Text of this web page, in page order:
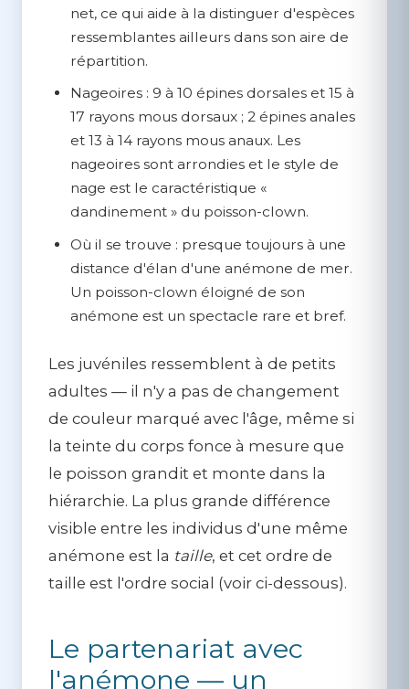
net, ce qui aide à la distinguer d'espèces
ressemblantes ailleurs dans son aire de
répartition.
Nageoires : 9 à 10 épines dorsales et 15 à
17 rayons mous dorsaux ; 2 épines anales
et 13 à 14 rayons mous anaux. Les
nageoires sont arrondies et le style de
nage est le caractéristique «
dandinement » du poisson-clown.
Où il se trouve : presque toujours à une
distance d'élan d'une anémone de mer.
Un poisson-clown éloigné de son
anémone est un spectacle rare et bref.
Les juvéniles ressemblent à de petits
adultes — il n'y a pas de changement
de couleur marqué avec l'âge, même si
la teinte du corps fonce à mesure que
le poisson grandit et monte dans la
hiérarchie. La plus grande différence
visible entre les individus d'une même
anémone est la taille, et cet ordre de
taille est l'ordre social (voir ci-dessous).
Le partenariat avec
l'anémone — un